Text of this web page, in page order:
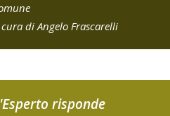
di Angelo Frascarelli
risponde